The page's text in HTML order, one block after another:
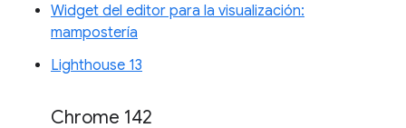
Widget del editor para la visualización:
mampostería
Lighthouse 13
Chrome 142